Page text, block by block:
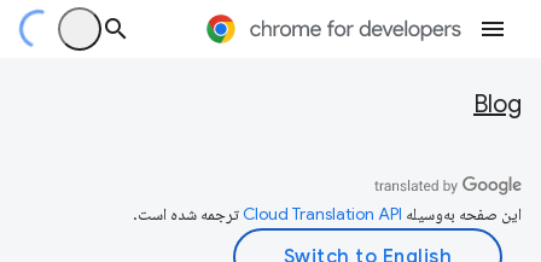
Blog
این صفحه به‌وسیله ترجمه شده است.